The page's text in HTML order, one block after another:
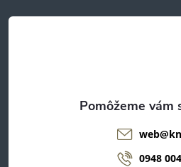
t
web@
0948